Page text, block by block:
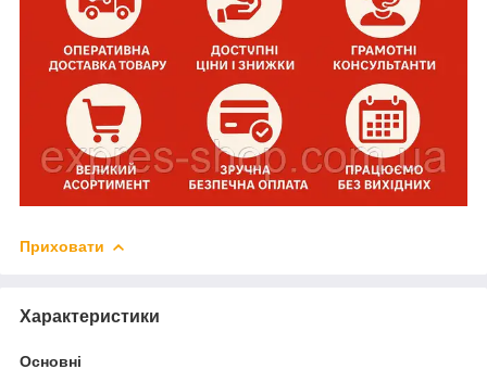
Приховати
Характеристики
Основні